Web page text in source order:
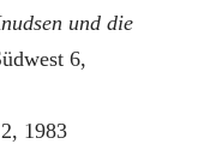
und die
6,
1983